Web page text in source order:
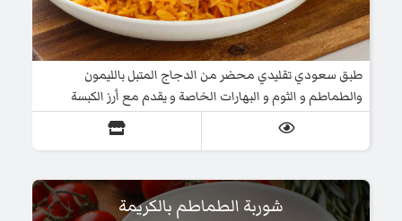
طبق سعودي تقليدي محضر من الدجاج المتبل بالليمون
والطماطم و الثوم و البهارات الخاصة و يقدم مع أرز الكبسة
الخاص بالزبدة المطهي مع البصل و البهارات السعودية و
شوربة الطماطم بالكريمة